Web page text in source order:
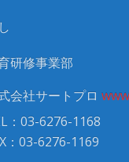
研修事業部
会社サートプロ
：03-6276-1168
：03-6276-1169